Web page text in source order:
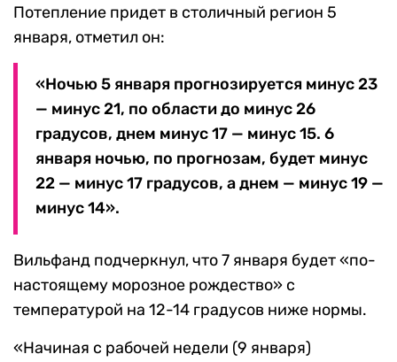
Потепление придет в столичный регион 5
января, отметил он:
«Ночью 5 января прогнозируется минус 23
— минус 21, по области до минус 26
градусов, днем минус 17 — минус 15. 6
января ночью, по прогнозам, будет минус
22 — минус 17 градусов, а днем — минус 19 —
минус 14».
Вильфанд подчеркнул, что 7 января будет «по-
настоящему морозное рождество» с
температурой на 12-14 градусов ниже нормы.
«Начиная с рабочей недели (9 января)